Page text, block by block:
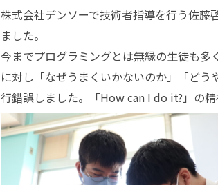
株式会社デンソーで技術者指導を行う佐藤
ました。
今までプログラミングとは無縁の生徒も
に対し「なぜうまくいかないのか」「ど
行錯誤しました。「How can I do it?」の精